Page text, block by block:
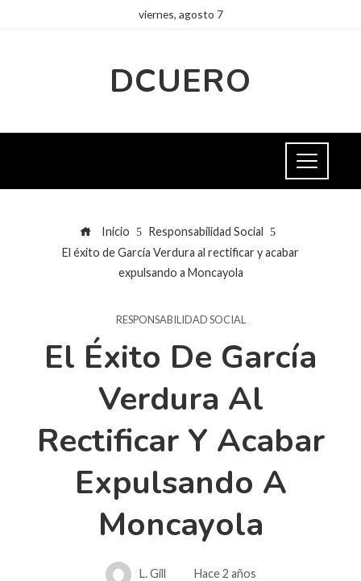
viernes, agosto 7
DCUERO
Inicio
Responsabilidad Social
El éxito de García Verdura al rectificar y acabar
expulsando a Moncayola
RESPONSABILIDAD SOCIAL
El Éxito De García
Verdura Al
Rectificar Y Acabar
Expulsando A
Moncayola
L. Gill Hace 2 años